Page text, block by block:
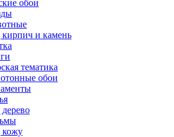
обои
и камень
тематика
обои